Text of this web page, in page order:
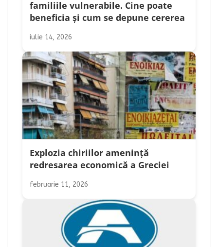
familiile vulnerabile. Cine poate
beneficia și cum se depune cererea
iulie 14, 2026
Explozia chiriilor amenință
redresarea economică a Greciei
februarie 11, 2026